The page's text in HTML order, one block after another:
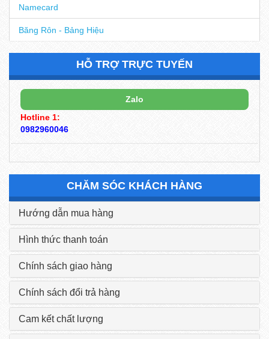
Namecard
Băng Rôn - Bảng Hiệu
HỖ TRỢ TRỰC TUYẾN
Zalo
Hotline 1:
0982960046
CHĂM SÓC KHÁCH HÀNG
Hướng dẫn mua hàng
Hình thức thanh toán
Chính sách giao hàng
Chính sách đổi trả hàng
Cam kết chất lượng